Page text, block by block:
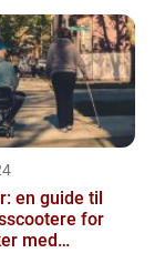
en guide til
for
med